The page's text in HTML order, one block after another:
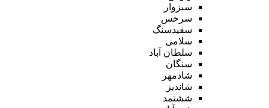
سبزوار
سرخس
سفیدسنگ
سلامی
سلطان آباد
سنگان
شادمهر
شاندیز
ششتمد